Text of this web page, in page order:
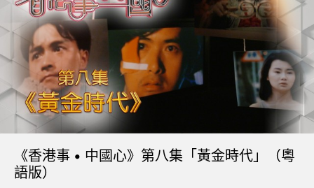
《香港事 • 中國心》第八集「黃金時代」（粵
語版）